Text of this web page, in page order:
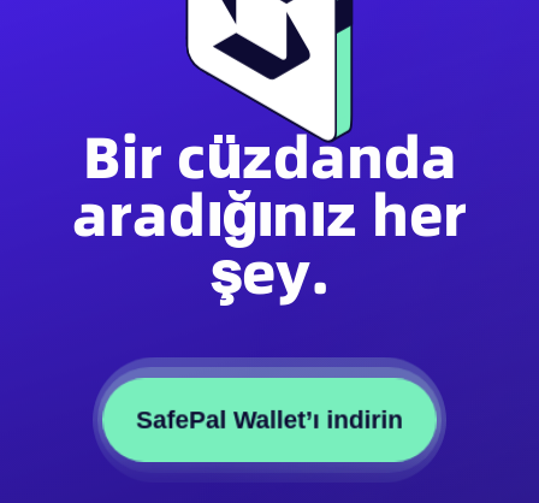
Bir cüzdanda
aradığınız her
şey.
SafePal Wallet’ı indirin